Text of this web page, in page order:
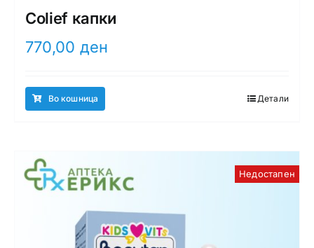
Colief капки
770,00 ден
Во кошница Детали
Недостапен